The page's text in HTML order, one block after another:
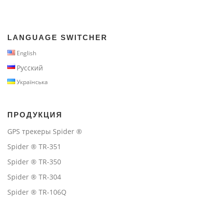
LANGUAGE SWITCHER
English
Русский
Українська
ПРОДУКЦИЯ
GPS трекеры Spider ®
Spider ® TR-351
Spider ® TR-350
Spider ® TR-304
Spider ® TR-106Q